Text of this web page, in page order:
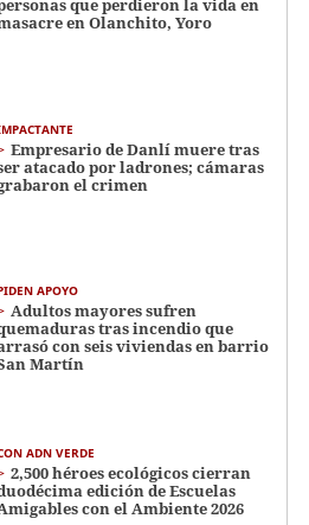
que perdieron la vida en
en Olanchito, Yoro
Empresario de Danlí muere tras
atacado por ladrones; cámaras
el crimen
APOYO
Adultos mayores sufren
tras incendio que
con seis viviendas en barrio
Martín
ADN VERDE
2,500 héroes ecológicos cierran
edición de Escuelas
con el Ambiente 2026